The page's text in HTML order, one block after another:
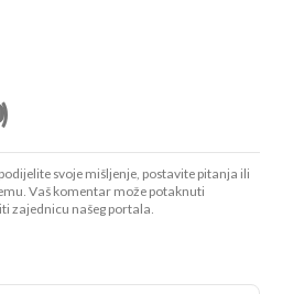
svoje mišljenje, postavite pitanja ili
Vaš komentar može potaknuti
zajednicu našeg portala.